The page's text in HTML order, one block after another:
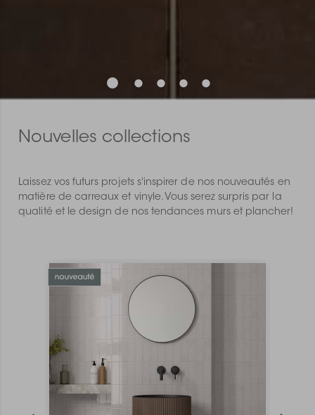
Nouvelles collections
Laissez vos futurs projets s'inspirer de nos nouveautés en
matière de carreaux et vinyle. Vous serez surpris par la
qualité et le design de nos tendances murs et plancher!